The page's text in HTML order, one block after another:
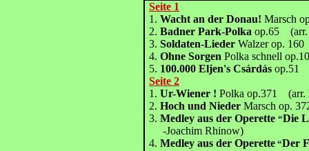
Seite 1
1.Wacht an der Donau! Marsch
2. Badner Park-Polka op.65 (arr.
3.Soldaten-LiederWalzer op.
4.Ohne Sorgen Polka schnell
5. 100.000 Eljen's Csárdásop.51
Seite 2
1. Ur-Wiener !Polka op.371 (arr.
2.Hoch und NiederMarsch op.
3.Medley aus der Operette“Die
-Joachim Rhinow)
4.Medley aus der Operette “Der